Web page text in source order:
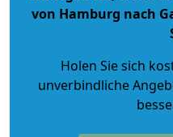
von Hamburg nach
Holen Sie sich
unverbindliche